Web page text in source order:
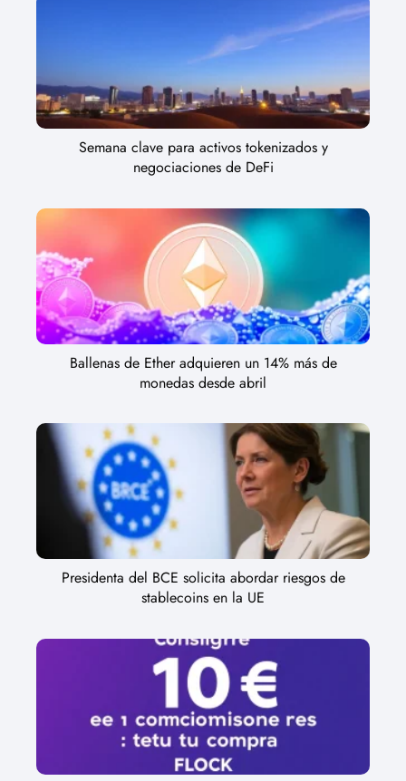
Semana clave para activos tokenizados y
negociaciones de DeFi
Ballenas de Ether adquieren un 14% más de
monedas desde abril
Presidenta del BCE solicita abordar riesgos de
stablecoins en la UE